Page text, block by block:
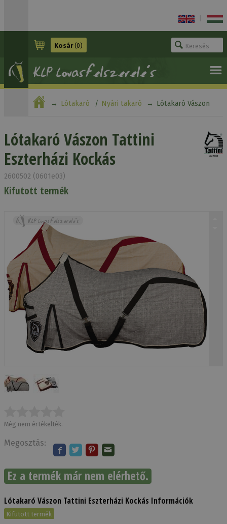
Kosár(0)
Lótakaró Nyári takaró Lótakaró Vászon
Lótakaró Vászon Tattini
Eszterházi Kockás
2600502 (0601e03)
Kifutott termék
Még nem értékelték.
Megosztás:
Ez a termék már nem elérhető.
Lótakaró Vászon Tattini Eszterházi Kockás Információk
Kifutott termék